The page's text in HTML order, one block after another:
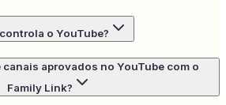
o YouTube?
aprovados no YouTube com o
Family Link?